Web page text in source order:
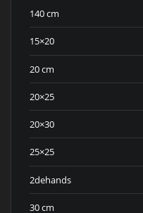
140 cm
15×20
20 cm
20×25
20×30
25×25
2dehands
30 cm